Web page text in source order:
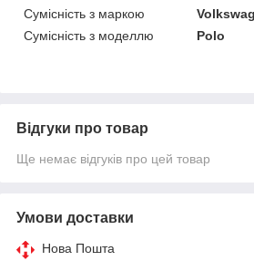
Сумісність з маркою
Сумісність з моделлю
Polo
Відгуки про товар
Ще немає відгуків про цей товар
Умови доставки
Нова Пошта